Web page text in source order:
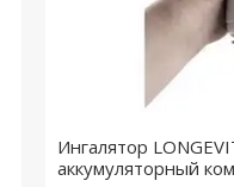
Ингалятор
аккумуляторный